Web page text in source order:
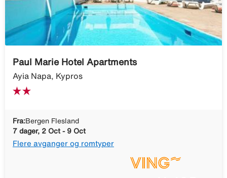
Paul Marie Hotel Apartments
Ayia Napa, Kypros
Fra:Bergen Flesland
7 dager, 2 Oct - 9 Oct
Flere avganger og romtyper